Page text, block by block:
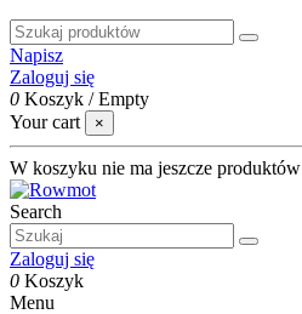
Napisz
Zaloguj się
0 Koszyk /Empty
Your cart
×
W koszyku nie ma jeszcze produktów
Search
Zaloguj się
0 Koszyk
Menu